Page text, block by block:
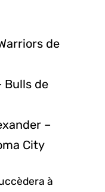
de
Bulls de
–
City
à